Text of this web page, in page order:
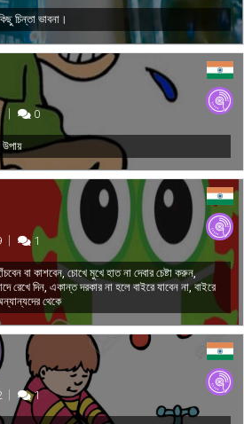
চিন্তা ভাবনা।
0
উপায়
1
বা কাশবেন, চোখে মুখে হাত না দেবার চেষ্টা করুন,
রেখে দিন, একান্ত দরকার না হলে বাইরে যাবেন না, বাইরে
থেকে
1